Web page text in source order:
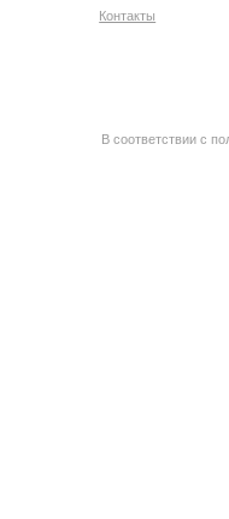
Контакты
В соответствии с